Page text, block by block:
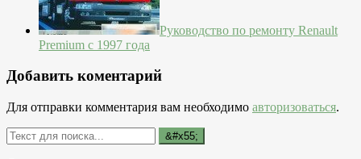
Руководство по ремонту Renault
Premium с 1997 года
Добавить коментарий
Для отправки комментария вам необходимо авторизоваться.